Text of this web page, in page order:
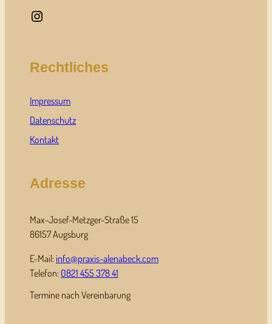
Instagram
Rechtliches
Impressum
Datenschutz
Kontakt
Adresse
Max-Josef-Metzger-Straße 15
86157 Augsburg
E-Mail: info@praxis-alenabeck.com
Telefon: 0821 455 378 41
Termine nach Vereinbarung